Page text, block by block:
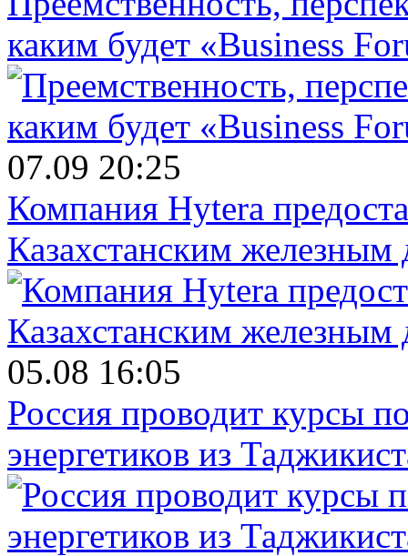
каким будет «Business
07.09 20:25
Компания Hytera
Казахстанским железным
05.08 16:05
Россия проводит курсы
энергетиков из